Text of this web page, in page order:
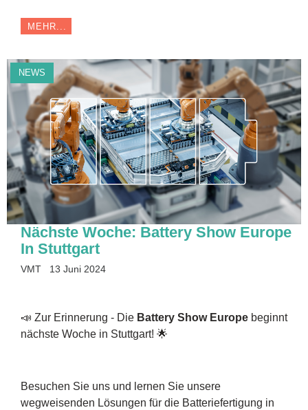
MEHR...
NEWS
Nächste Woche: Battery Show Europe
In Stuttgart
VMT 13 Juni 2024
📣 Zur Erinnerung - Die Battery Show Europe beginnt
nächste Woche in Stuttgart! 🌟
Besuchen Sie uns und lernen Sie unsere
wegweisenden Lösungen für die Batteriefertigung in